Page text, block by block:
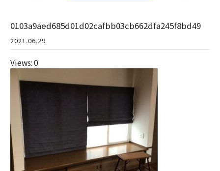
0103a9aed685d01d02cafbb03cb662dfa245f8bd49
2021.06.29
Views: 0